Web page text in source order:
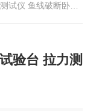
线破断卧式拉力试验台 拉力测试机
验台 拉力测